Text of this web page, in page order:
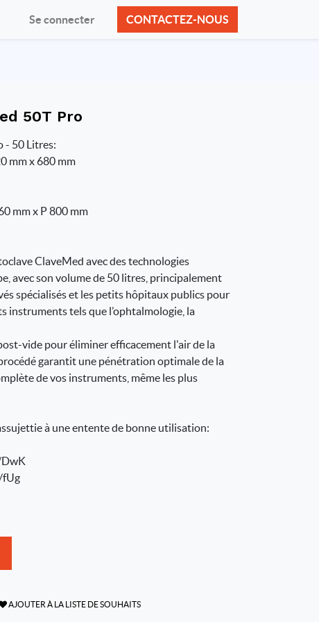
Se connecter CONTACTEZ-NOUS
50T Pro
- 50 Litres:
mm x 680 mm
mm x P 800 mm
ClaveMed avec des technologies
avec son volume de 50 litres, principalement
spécialisés et les petits hôpitaux publics pour
instruments tels que l’ophtalmologie, la
vide pour éliminer efficacement l'air de la
garantit une pénétration optimale de la
de vos instruments, même les plus
à une entente de bonne utilisation:
fUg
AJOUTER À LA LISTE DE SOUHAITS